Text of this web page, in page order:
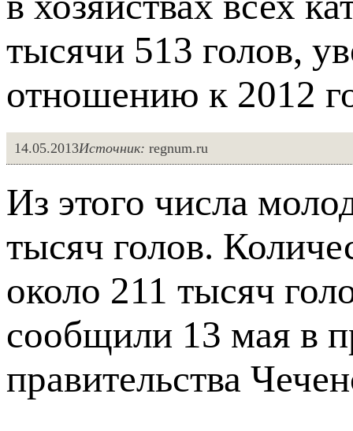
тысячи 513 голов,
отношению к 2012
14.05.2013Источник: regnum.ru
Из этого числа
тысяч голов.
около 211 тысяч
сообщили 13 мая в
правительства